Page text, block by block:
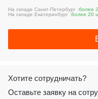
На складе Санкт-Петербург :более
На складе Екатеринбург :более 20
Хотите сотрудничать?
Оставьте заявку на